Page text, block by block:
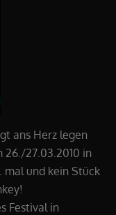
ans Herz legen
26./27.03.2010 in
mal und kein Stück
Festival in